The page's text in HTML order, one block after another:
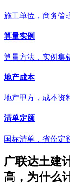
施工单位，商务管
算量实例
算量方法，实例集
地产成本
地产甲方，成本资
清单定额
国标清单，省份定
广联达土建
高，为什么